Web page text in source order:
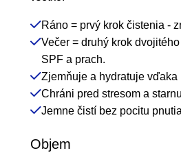
z
5
hviezdičiek.
Ráno = prvý krok čistenia -
Večer = druhý krok
SPF a prach.
Zjemňuje a hydratuje
Chráni pred stresom a
Jemne čistí bez pocitu
Objem